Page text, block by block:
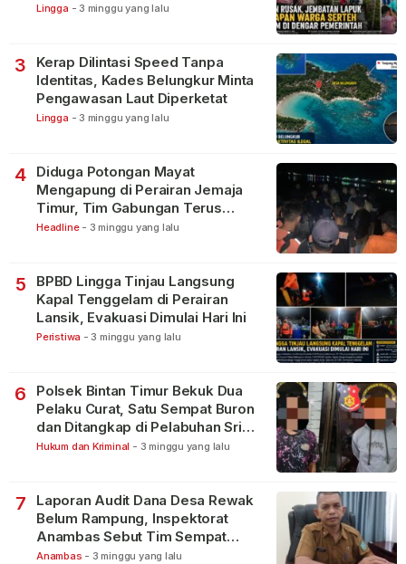
Lingga - 3 minggu yang lalu
3
Kerap Dilintasi Speed Tanpa
Identitas, Kades Belungkur Minta
Pengawasan Laut Diperketat
Lingga - 3 minggu yang lalu
4
Diduga Potongan Mayat
Mengapung di Perairan Jemaja
Timur, Tim Gabungan Terus
Lakukan Pencarian
Headline - 3 minggu yang lalu
5
BPBD Lingga Tinjau Langsung
Kapal Tenggelam di Perairan
Lansik, Evakuasi Dimulai Hari Ini
Peristiwa - 3 minggu yang lalu
6
Polsek Bintan Timur Bekuk Dua
Pelaku Curat, Satu Sempat Buron
dan Ditangkap di Pelabuhan Sri
Bintan Pura
Hukum dan Kriminal - 3 minggu yang lalu
7
Laporan Audit Dana Desa Rewak
Belum Rampung, Inspektorat
Anambas Sebut Tim Sempat
Terbagi Tangani Kasus Lain
Anambas - 3 minggu yang lalu